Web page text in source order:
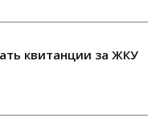
квитанции за ЖКУ